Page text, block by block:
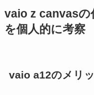
vaio z canvasの
を個人的に考察
vaio a12のメリ